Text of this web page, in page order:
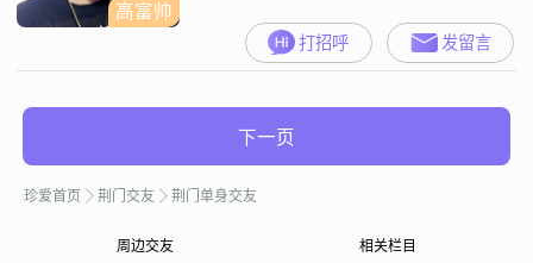
高富帅
打招呼 发留言
下一页
珍爱首页 荆门交友 荆门单身交友
周边交友 相关栏目